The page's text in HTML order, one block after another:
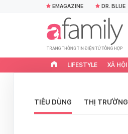
EMAGAZINE DR. BLUE
LIFESTYLE XÃ HỘI
TIÊU DÙNG THỊ TRƯỜNG